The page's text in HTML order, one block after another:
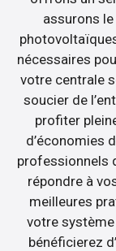
assurons
nécessaires
votre centrale
soucier de
profiter
d’économies
professionnels
répondre à
meilleures
votre
bénéficierez